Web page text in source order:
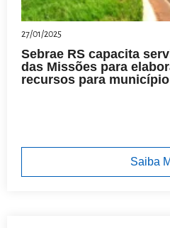
27/01/2025
Sebrae RS capacita
das Missões para
recursos para município
Saiba